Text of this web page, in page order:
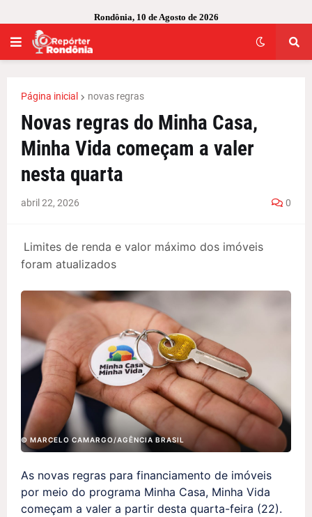
Rondônia, 10 de Agosto de 2026
Página inicial novas regras
Novas regras do Minha Casa,
Minha Vida começam a valer
nesta quarta
abril 22, 2026 0
Limites de renda e valor máximo dos imóveis
foram atualizados
© MARCELO CAMARGO/AGÊNCIA BRASIL
As novas regras para financiamento de imóveis
por meio do programa Minha Casa, Minha Vida
começam a valer a partir desta quarta-feira (22).